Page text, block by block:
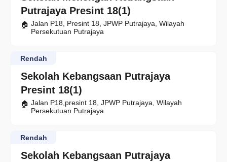
Putrajaya Presint 18(1)
Jalan P18, Presint 18, JPWP Putrajaya, Wilayah
Persekutuan Putrajaya
Sekolah Kebangsaan Putrajaya
Presint 18(1)
Rendah
Jalan P18,presint 18, JPWP Putrajaya, Wilayah
Persekutuan Putrajaya
Sekolah Kebangsaan Putrajaya
Rendah